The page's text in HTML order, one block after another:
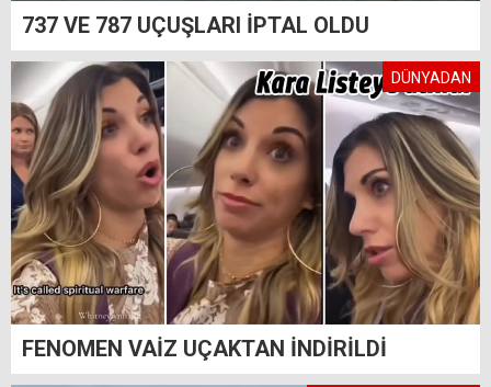
737 VE 787 UÇUŞLARI İPTAL OLDU
DÜNYADAN
FENOMEN VAİZ UÇAKTAN İNDİRİLDİ